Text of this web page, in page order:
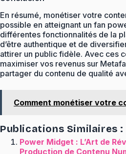
En résumé, monétiser votre
possible en atteignant un fan
différentes fonctionnalités de la
d’être authentique et de
attirer un public fidèle. Avec ces
maximiser vos revenus sur
partager du contenu de qualité
Comment monétiser votre
Publications Similaires :
Power Midget : L’Art de
Production de Contenu